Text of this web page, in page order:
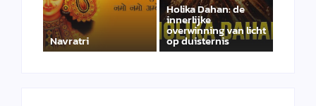
Navratri
Holika Dahan: de
innerlijke
overwinning van licht
op duisternis